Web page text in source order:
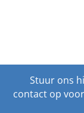
Stuur ons
contact op